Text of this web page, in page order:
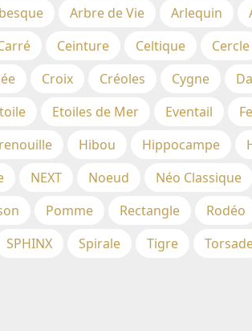
Arbre de Vie Arlequin
Ceinture Celtique Cercle
Croix Créoles Cygne
Etoiles de Mer Eventail
Hibou Hippocampe
NEXT Noeud Néo Classique
Pomme Rectangle Rodéo
SPHINX Spirale Tigre